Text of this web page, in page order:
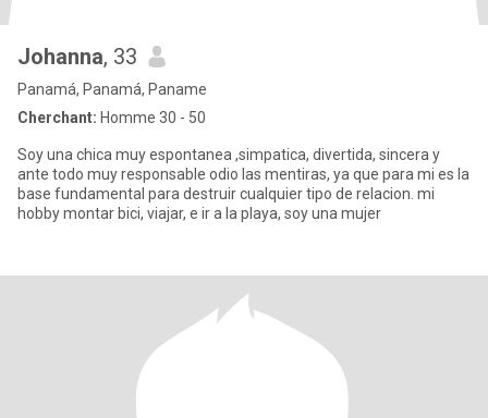
Johanna, 33
Panamá, Panamá, Paname
Cherchant: Homme 30 - 50
Soy una chica muy espontanea ,simpatica, divertida, sincera y
ante todo muy responsable odio las mentiras, ya que para mi es la
base fundamental para destruir cualquier tipo de relacion. mi
hobby montar bici, viajar, e ir a la playa, soy una mujer